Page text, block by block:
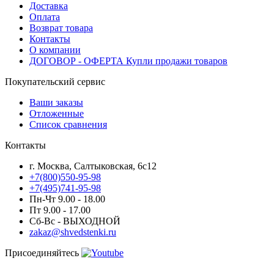
Доставка
Оплата
Возврат товара
Контакты
О компании
ДОГОВОР - ОФЕРТА Купли продажи товаров
Покупательский сервис
Ваши заказы
Отложенные
Список сравнения
Контакты
г. Москва, Салтыковская, 6с12
+7(800)550-95-98
+7(495)741-95-98
Пн-Чт 9.00 - 18.00
Пт 9.00 - 17.00
Сб-Вс - ВЫХОДНОЙ
zakaz@shvedstenki.ru
Присоединяйтесь